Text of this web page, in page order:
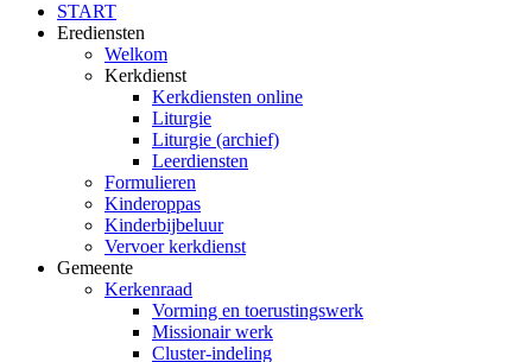
START
Erediensten
Welkom
Kerkdienst
Kerkdiensten online
Liturgie
Liturgie (archief)
Leerdiensten
Formulieren
Kinderoppas
Kinderbijbeluur
Vervoer kerkdienst
Gemeente
Kerkenraad
Vorming en toerustingswerk
Missionair werk
Cluster-indeling